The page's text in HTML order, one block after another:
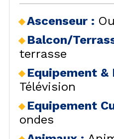
INSPIREZ-VOUS !
Ascenseur :
Balcon/
terrasse
Equipement &
Télévision
Equipement
ondes